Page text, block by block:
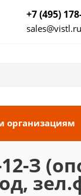
+7 (495)
sales@vistl.ru
организациям
З